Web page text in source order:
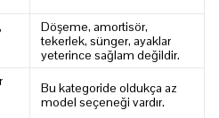
Döşeme, amortisör,
tekerlek, sünger, ayaklar
yeterince sağlam değildir.
Bu kategoride oldukça az
model seçeneği vardır.